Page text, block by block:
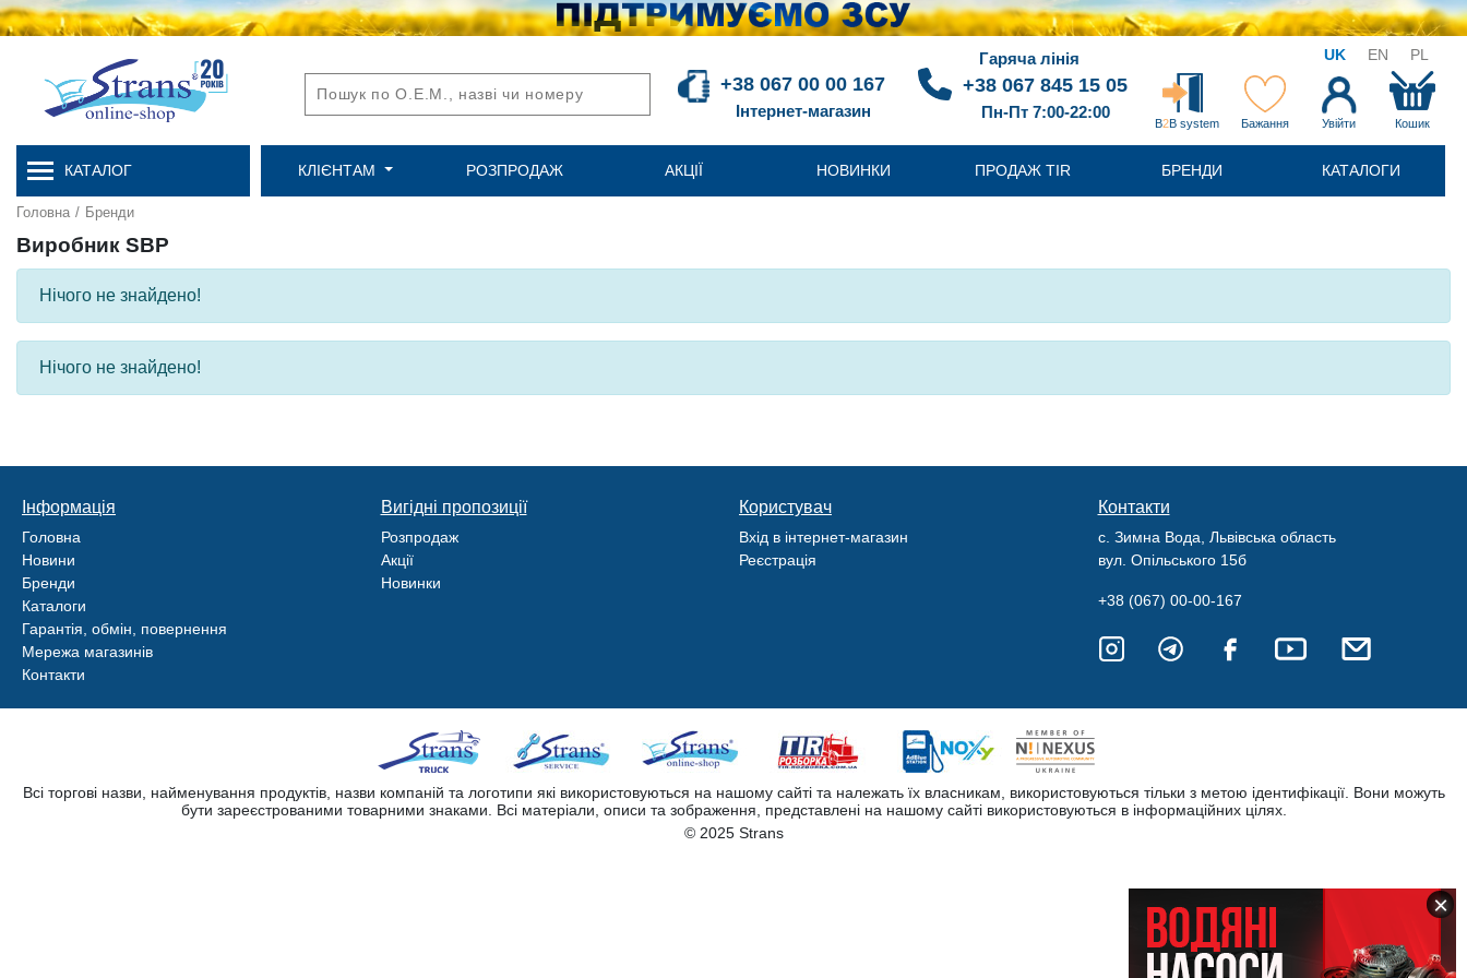
UK EN PL
+38 067 00 00 167
Інтернет-магазин
Гаряча лінія
+38 067 845 15 05
Пн-Пт 7:00-22:00
B2B system Бажання Увійти Кошик
КАТАЛОГ КЛІЄНТАМ РОЗПРОДАЖ АКЦІЇ НОВИНКИ ПРОДАЖ TIR БРЕНДИ КАТАЛОГИ
Головна / Бренди
Виробник SBP
Нічого не знайдено!
Нічого не знайдено!
Інформація
Головна
Новини
Бренди
Каталоги
Гарантія, обмін, повернення
Мережа магазинів
Контакти
Вигідні пропозиції
Розпродаж
Акції
Новинки
Користувач
Вхід в інтернет-магазин
Реєстрація
Контакти
с. Зимна Вода, Львівська область
вул. Опільського 15б
+38 (067) 00-00-167
Всі торгові назви, найменування продуктів, назви компаній та логотипи які використовуються на нашому сайті та належать їх власникам, використовуються тільки з метою ідентифікації. Вони можуть
бути зареєстрованими товарними знаками. Всі матеріали, описи та зображення, представлені на нашому сайті використовуються в інформаційних цілях.
© 2025 Strans
×